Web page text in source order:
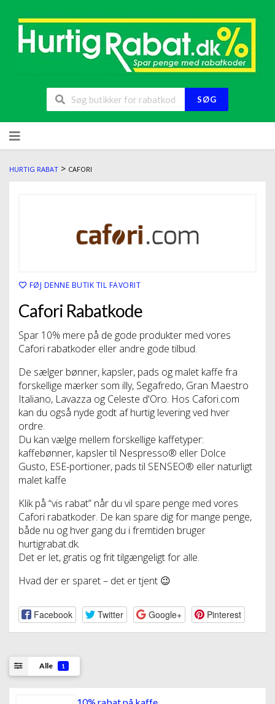
SØG
HURTIG RABAT > CAFORI
FØJ DENNE BUTIK TIL FAVORIT
Cafori Rabatkode
Spar 10% mere på de gode produkter med vores
Cafori rabatkoder eller andre gode tilbud.
De sælger bønner, kapsler, pads og malet kaffe fra
forskellige mærker som illy, Segafredo, Gran Maestro
Italiano, Lavazza og Celeste d'Oro. Hos Cafori.com
kan du også nyde godt af hurtig levering ved hver
ordre.
Du kan vælge mellem forskellige kaffetyper:
kaffebønner, kapsler til Nespresso® eller Dolce
Gusto, ESE-portioner, pads til SENSEO® eller naturligt
malet kaffe
Klik på “vis rabat” når du vil spare penge med vores
Cafori rabatkoder. De kan spare dig for mange penge,
både nu og hver gang du i fremtiden bruger
hurtigrabat.dk.
Det er let, gratis og frit tilgængeligt for alle.
Hvad der er sparet – det er tjent 😉
Facebook Twitter Google+ Pinterest
Alle 1
10% rabat på kaffe